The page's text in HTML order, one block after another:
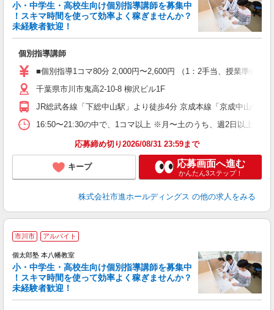
小・中学生・高校生向け個別指導講師を募集中
！スキマ時間を使って効率よく稼ぎませんか？
未経験者歓迎！
個別指導講師
■個別指導1コマ80分 2,000円〜2,600円 （1：2手当、授業準備
千葉県市川市鬼高2-10-8 柳沢ビル1F
JR総武各線「下総中山駅」より徒歩4分 京成本線「京成中山駅」
16:50〜21:30の中で、1コマ以上 ※月〜土のうち、週2日以上
応募締め切り2026/08/31 23:59まで
キープ 応募画面へ進む
かんたん3ステップ！
株式会社市進ホールディングス の他の求人をみる
市川市 アルバイト
個太郎塾 本八幡教室
小・中学生・高校生向け個別指導講師を募集中
！スキマ時間を使って効率よく稼ぎませんか？
未経験者歓迎！